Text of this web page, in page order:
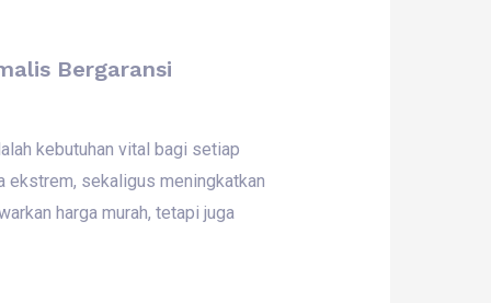
Bergaransi
kebutuhan vital bagi setiap
ekstrem, sekaligus meningkatkan
harga murah, tetapi juga